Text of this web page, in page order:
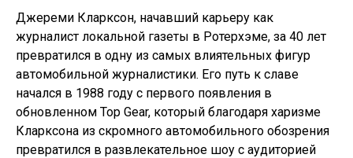
Джереми Кларксон, начавший карьеру как
журналист локальной газеты в Ротерхэме, за 40 лет
превратился в одну из самых влиятельных фигур
автомобильной журналистики. Его путь к славе
начался в 1988 году с первого появления в
обновленном Top Gear, который благодаря харизме
Кларксона из скромного автомобильного обозрения
превратился в развлекательное шоу с аудиторией